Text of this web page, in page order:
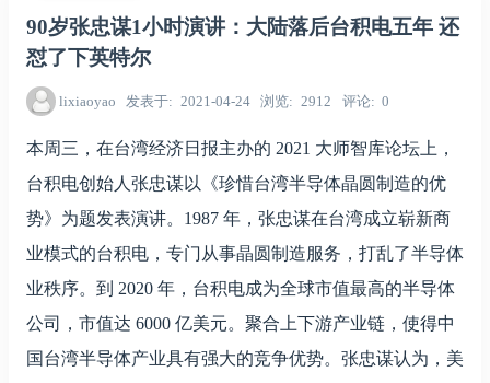
90岁张忠谋1小时演讲：大陆落后台积电五年 还
怼了下英特尔
lixiaoyao 发表于 2021-04-24 浏览 2912 评论 0
本周三，在台湾经济日报主办的 2021 大师智库论坛上，
台积电创始人张忠谋以《珍惜台湾半导体晶圆制造的优
势》为题发表演讲。1987 年，张忠谋在台湾成立崭新商
业模式的台积电，专门从事晶圆制造服务，打乱了半导体
业秩序。到 2020 年，台积电成为全球市值最高的半导体
公司，市值达 6000 亿美元。聚合上下游产业链，使得中
国台湾半导体产业具有强大的竞争优势。张忠谋认为，美